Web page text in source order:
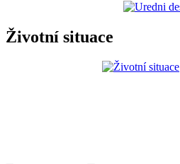
Životní situace